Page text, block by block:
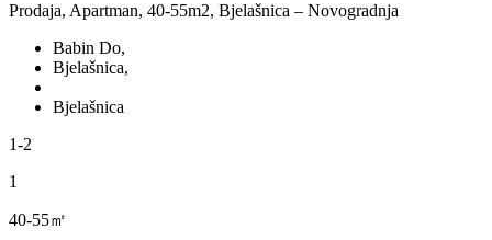
Prodaja, Apartman, 40-55m2, Bjelašnica – Novogradnja
Babin Do,
Bjelašnica,
Bjelašnica
1-2
1
40-55㎡